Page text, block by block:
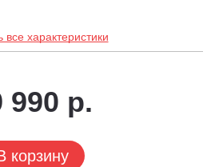
все характеристики
990 р.
корзину